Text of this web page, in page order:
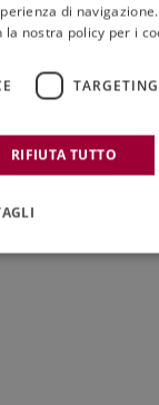
di
nostra policy per i
TARGETING
RIFIUTA TUTTO